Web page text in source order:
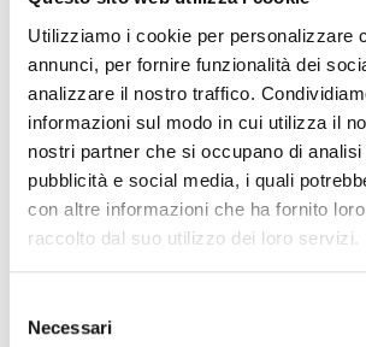
Utilizziamo i cookie per personalizzare
annunci, per fornire funzionalità dei
analizzare il nostro traffico.
informazioni sul modo in cui utilizza il
nostri partner che si occupano di analisi
pubblicità e social media, i quali
con altre informazioni che ha fornito
raccolto dal suo utilizzo dei loro servizi.
delNecessari
CONDIVIDI
Conosci Obiettivo Europa?
Prova gratis